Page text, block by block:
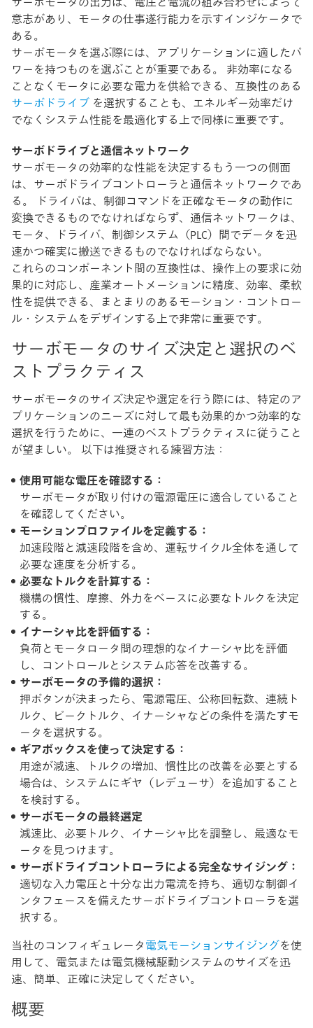
意志があり、モータの仕事遂行能力を示すインジケータで
ある。
サーボモータを選ぶ際には、アプリケーションに適したパ
ワーを持つものを選ぶことが重要である。 非効率になる
ことなくモータに必要な電力を供給できる、互換性のある
サーボドライブ を選択することも、エネルギー効率だけ
でなくシステム性能を最適化する上で同様に重要です。
サーボドライブと通信ネットワーク
サーボモータの効率的な性能を決定するもう一つの側面
は、サーボドライブコントローラと通信ネットワークであ
る。 ドライバは、制御コマンドを正確なモータの動作に
変換できるものでなければならず、通信ネットワークは、
モータ、ドライバ、制御システム（PLC）間でデータを迅
速かつ確実に搬送できるものでなければならない。
これらのコンポーネント間の互換性は、操作上の要求に効
果的に対応し、産業オートメーションに精度、効率、柔軟
性を提供できる、まとまりのあるモーション・コントロー
ル・システムをデザインする上で非常に重要です。
サーボモータのサイズ決定と選択のベ
ストプラクティス
サーボモータのサイズ決定や選定を行う際には、特定のア
プリケーションのニーズに対して最も効果的かつ効率的な
選択を行うために、一連のベストプラクティスに従うこと
が望ましい。 以下は推奨される練習方法：
使用可能な電圧を確認する：
サーボモータが取り付けの電源電圧に適合していること
を確認してください。
モーションプロファイルを定義する：
加速段階と減速段階を含め、運転サイクル全体を通して
必要な速度を分析する。
必要なトルクを計算する：
機構の慣性、摩擦、外力をベースに必要なトルクを決定
する。
イナーシャ比を評価する：
負荷とモータロータ間の理想的なイナーシャ比を評価
し、コントロールとシステム応答を改善する。
サーボモータの予備的選択：
押ボタンが決まったら、電源電圧、公称回転数、連続ト
ルク、ピークトルク、イナーシャなどの条件を満たすモ
ータを選択する。
ギアボックスを使って決定する：
用途が減速、トルクの増加、慣性比の改善を必要とする
場合は、システムにギヤ（レデューサ）を追加すること
を検討する。
サーボモータの最終選定
減速比、必要トルク、イナーシャ比を調整し、最適なモ
ータを見つけます。
サーボドライブコントローラによる完全なサイジング：
適切な入力電圧と十分な出力電流を持ち、適切な制御イ
ンタフェースを備えたサーボドライブコントローラを選
択する。
当社のコンフィギュレータ電気モーションサイジングを使
用して、電気または電気機械駆動システムのサイズを迅
速、簡単、正確に決定してください。
概要